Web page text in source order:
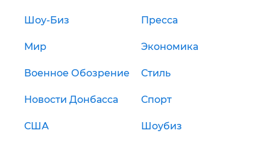
Шоу-Биз Пресса
Мир Экономика
Военное Обозрение Стиль
Новости Донбасса Спорт
США Шоубиз